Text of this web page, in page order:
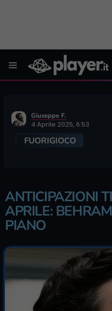
Giuseppe F.
4 Aprile 2025, 6:53
FUORIGIOCO
ANTICIPAZIONI
APRILE:
PIANO